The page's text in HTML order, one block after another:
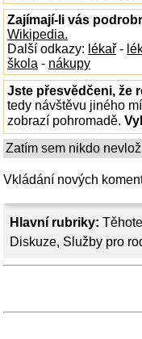
Hlavní rubriky:
Diskuze, Služby pro
Zajímají-li vás
Wikipedia.
Další odkazy: lékař -
škola - nákupy
Jste přesvědčeni, že
tedy návštěvu jiného
zobrazí pohromadě.
Zatím sem nikdo
Vkládání nových